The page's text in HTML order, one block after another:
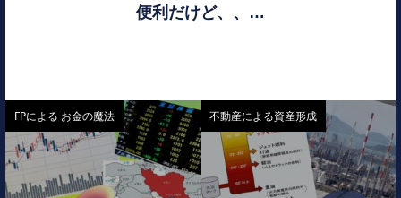
便利だけど、、…
FPによる お金の魔法 不動産による資産形成